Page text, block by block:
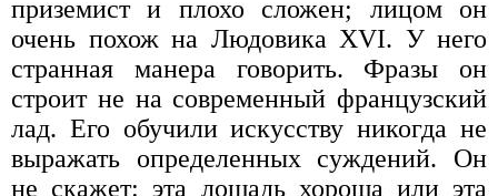
приземист и плохо сложен; лицом он
очень похож на Людовика XVI. У него
странная манера говорить. Фразы он
строит не на современный французский
лад. Его обучили искусству никогда не
выражать определенных суждений. Он
не скажет: эта лошадь хороша или эта